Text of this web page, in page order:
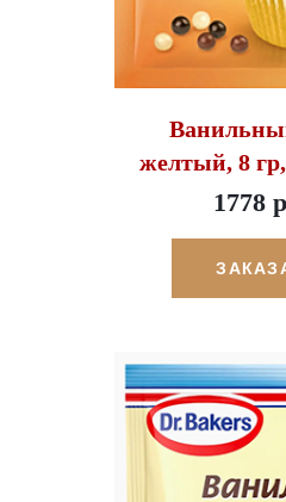
желтый, 8
1778